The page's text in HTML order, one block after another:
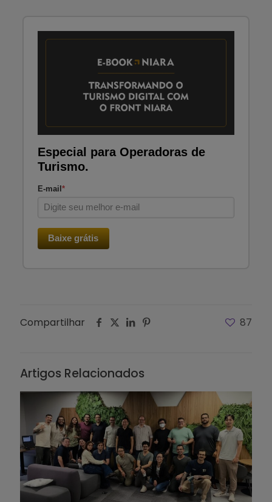
Especial para Operadoras de
Turismo.
E-mail *
Baixe grátis
Compartilhar 87
Artigos Relacionados